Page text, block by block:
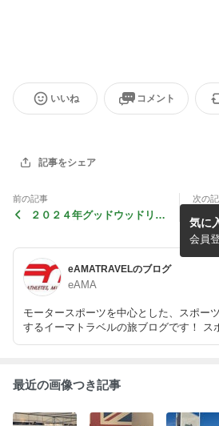
いいね コメント
記事をシェア
前の記事
２０２４年グッドウッドリバ
次の
2024
ティ
アー
eAMATRAVELのブログ
eAMA
モータースポーツを中心とした、スポー
するイーマトラベルの旅ブログです！ ス
ライターが書くコラムも掲載します！
気に
会員
最近の画像つき記事